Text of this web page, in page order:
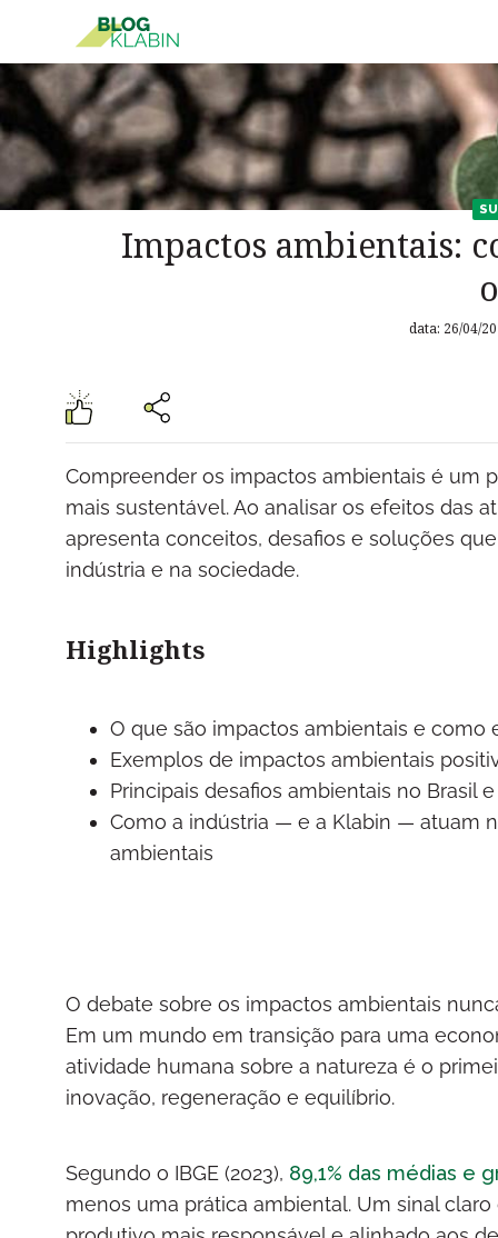
Pular para o Conteúdo principal
Impactos ambientais:
data: 26/04/
Compreender os impactos ambientais é um
mais sustentável. Ao analisar os efeitos das
apresenta conceitos, desafios e soluções
indústria e na sociedade.
Highlights
O que são impactos ambientais e como
Exemplos de impactos ambientais
Principais desafios ambientais no Brasil
Como a indústria — e a Klabin — atuam
ambientais
O debate sobre os impactos ambientais
Em um mundo em transição para uma
atividade humana sobre a natureza é o
inovação, regeneração e equilíbrio.
Segundo o IBGE (2023), 89,1% das médias e
menos uma prática ambiental. Um sinal